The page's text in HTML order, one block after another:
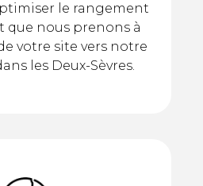
le rangement
que nous prenons à
votre site vers notre
les Deux-Sèvres.